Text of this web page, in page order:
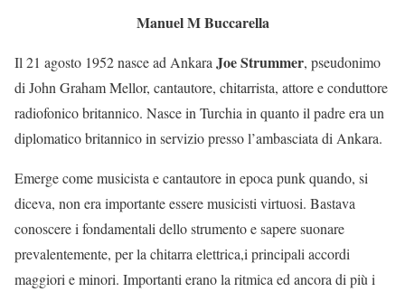
Manuel M Buccarella
Il 21 agosto 1952 nasce ad AnkaraJoe Strummer, pseudonimo
di John Graham Mellor, cantautore, chitarrista, attore e conduttore
radiofonico britannico. Nasce in Turchia in quanto il padre era un
diplomatico britannico in servizio presso l’ambasciata di Ankara.
Emerge come musicista e cantautore in epoca punk quando, si
diceva, non era importante essere musicisti virtuosi. Bastava
conoscere i fondamentali dello strumento e sapere suonare
prevalentemente, per la chitarra elettrica,i principali accordi
maggiori e minori. Importanti erano la ritmica ed ancora di più i